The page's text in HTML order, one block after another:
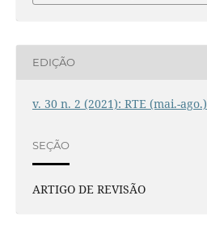
EDIÇÃO
v. 30 n. 2 (2021): RTE (mai.-ago.)
SEÇÃO
ARTIGO DE REVISÃO